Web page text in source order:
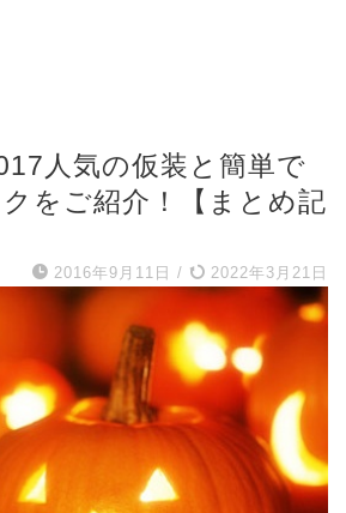
人気の仮装と簡単で
をご紹介！【まとめ記
2016年9月11日 / 2022年3月21日